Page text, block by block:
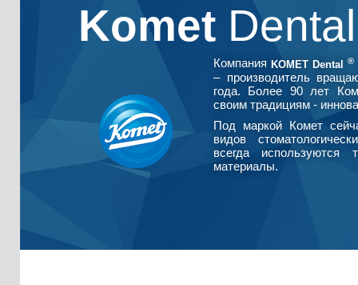
Komet
Компания KOMET Dental ®
– производитель
года. Более 90 лет
своим традициям -
Под маркой Комет
видов
всегда используются
материалы.